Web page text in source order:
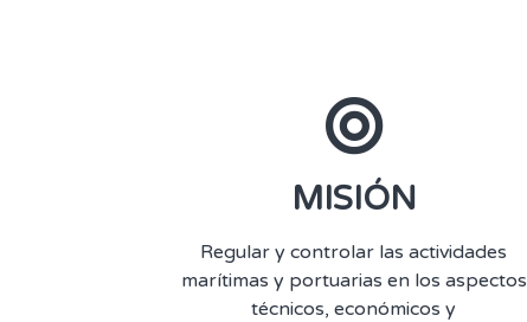
MISIÓN
Regular y controlar las actividades
marítimas y portuarias en los aspectos
técnicos, económicos y